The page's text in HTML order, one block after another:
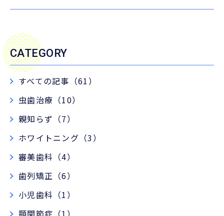
CATEGORY
すべての記事（61）
虫歯治療（10）
親知らず（7）
ホワイトニング（3）
審美歯科（4）
歯列矯正（6）
小児歯科（1）
顎関節症（1）